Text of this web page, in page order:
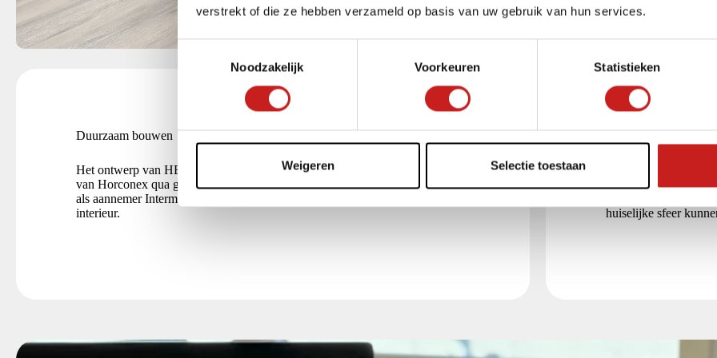
verstrekt of die ze hebben verzameld op basis van uw gebruik van hun services.
T
m
m
i
Noodzakelijk Voorkeuren Statistieken
Weigeren Selectie toestaan
Duurzaam bouwen
Het ontwerp van HET Architectenbureau past perfect bij de toekomstvisie
van Horconex qua groei en duurzaamheid. Van Mierlo Bouwprojecten heeft
als aannemer Intermontage benaderd voor de systeemwanden en maatwerk
interieur.
Het maatwerk
kantoorgedeelte.
ontmoetingsruimte
huiselijke sfeer